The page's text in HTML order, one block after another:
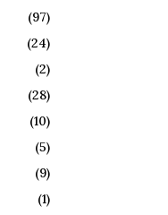
(97)
(24)
(2)
(28)
(10)
(5)
(9)
(1)